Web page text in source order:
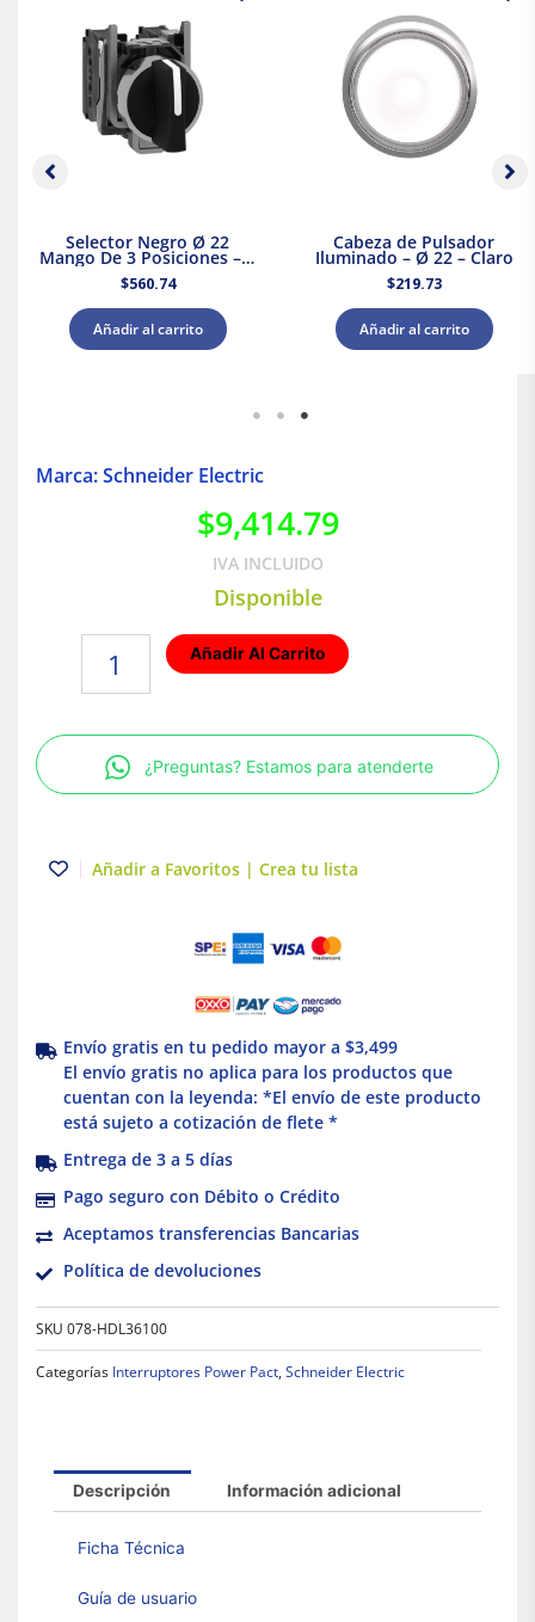
Selector Negro Ø 22
Mango De 3 Posiciones – 2
$560.74
Añadir al carrito
Cabeza de Pulsador
Iluminado – Ø 22 – Claro
$219.73
Añadir al carrito
Marca: Schneider Electric
$9,414.79
IVA INCLUIDO
Disponible
Power
Pact
Schneider
Añadir Al Carrito
¿Preguntas? Estamos para atenderte
Añadir a Favoritos | Crea tu lista
Envío gratis en tu pedido mayor a $3,499
El envío gratis no aplica para los productos que
cuentan con la leyenda: *El envío de este producto
está sujeto a cotización de flete *
Entrega de 3 a 5 días
Pago seguro con Débito o Crédito
Aceptamos transferencias Bancarias
Política de devoluciones
SKU 078-HDL36100
Categorías Interruptores Power Pact, Schneider Electric
Descripción Información adicional
Ficha Técnica
Guía de usuario